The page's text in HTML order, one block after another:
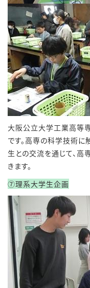
大阪公立大学工業高等
です。高専の科学技術に
生との交流を通じて、高
きます。
⑦理系大学生企画